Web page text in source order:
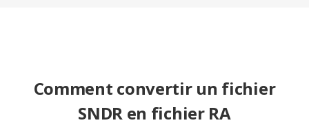
Comment convertir un fichier
SNDR en fichier RA